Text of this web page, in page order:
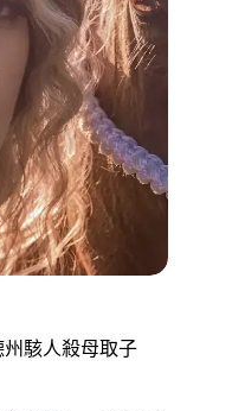
州駭人殺母取子